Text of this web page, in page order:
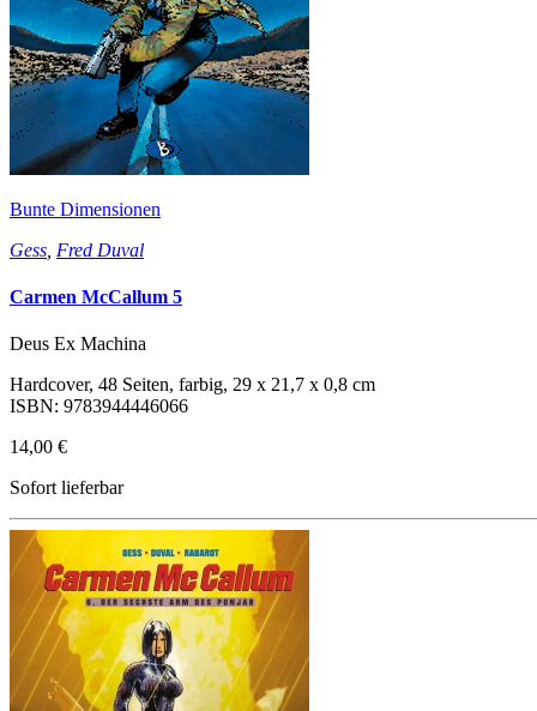
Bunte Dimensionen
Gess Fred Duval
Carmen McCallum 5
Deus Ex Machina
Hardcover, 48 Seiten, farbig, 29 x 21,7 x 0,8 cm
ISBN: 9783944446066
14,00 €
Sofort lieferbar